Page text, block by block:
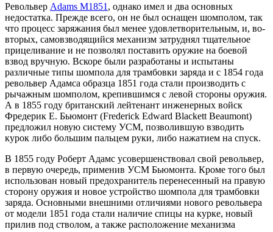
Револьвер Adams M1851 , однако имел и два основных
недостатка. Прежде всего, он не был оснащен шомполом, так
что процесс заряжания был менее удовлетворительным, и, во-
вторых, самовзводящийся механизм затруднял тщательное
прицеливание и не позволял поставить оружие на боевой
взвод вручную. Вскоре были разработаны и испытаны
различные типы шомпола для трамбовки заряда и с 1854 года
револьвер Адамса образца 1851 года стали производить с
рычажным шомполом, крепившимся с левой стороны оружия.
А в 1855 году британский лейтенант инженерных войск
Фредерик Е. Бьюмонт (Frederick Edward Blackett Beaumont)
предложил новую систему УСМ, позволившую взводить
курок либо большим пальцем руки, либо нажатием на спуск.
В 1855 году Роберт Адамс усовершенствовал свой револьвер,
в первую очередь, применив УСМ Бьюмонта. Кроме того был
использован новый предохранитель перенесенный на правую
сторону оружия и новое устройство шомпола для трамбовки
заряда. Основными внешними отличиями нового револьвера
от модели 1851 года стали наличие спицы на курке, новый
прилив под стволом, а также расположение механизма